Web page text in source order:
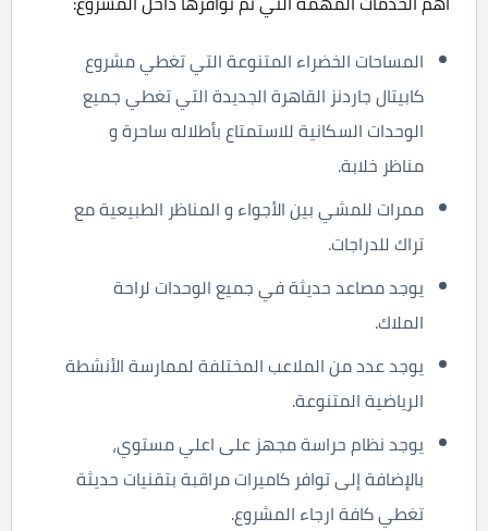
المساحات الخضراء المتنوعة التي تغطي مشروع
كابيتال جاردنز القاهرة الجديدة التي تغطي جميع
الوحدات السكانية للاستمتاع بأطلاله ساحرة و
مناظر خلابة.
ممرات للمشي بين الأجواء و المناظر الطبيعية مع
تراك للدراجات.
يوجد مصاعد حديثة في جميع الوحدات لراحة
الملاك.
يوجد عدد من الملاعب المختلفة لممارسة الأنشطة
الرياضية المتنوعة.
يوجد نظام حراسة مجهز على اعلي مستوي،
بالإضافة إلى توافر كاميرات مراقبة بتقنيات حديثة
تغطي كافة ارجاء المشروع.